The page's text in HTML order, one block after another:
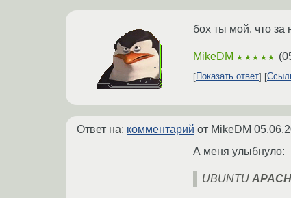
бох ты мой. что
MikeDM ★★★★★ (
Показать ответ
Ответ на: комментарий от MikeDM
А меня улыбнуло:
UBUNTU APACH